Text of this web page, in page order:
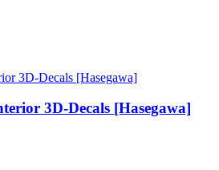
3D-Decals [Hasegawa]